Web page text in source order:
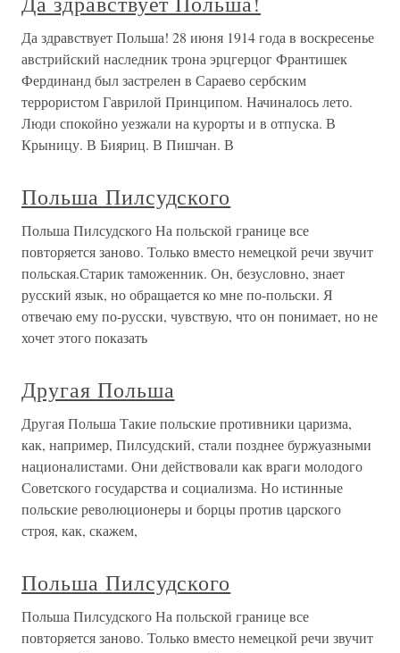
Да здравствует Польша! 28 июня 1914 года в воскресенье
австрийский наследник трона эрцгерцог Франтишек
Фердинанд был застрелен в Сараево сербским
террористом Гаврилой Принципом. Начиналось лето.
Люди спокойно уезжали на курорты и в отпуска. В
Крыницу. В Бияриц. В Пишчан. В
Польша Пилсудского
Польша Пилсудского На польской границе все
повторяется заново. Только вместо немецкой речи звучит
польская.Старик таможенник. Он, безусловно, знает
русский язык, но обращается ко мне по-польски. Я
отвечаю ему по-русски, чувствую, что он понимает, но не
хочет этого показать
Другая Польша
Другая Польша Такие польские противники царизма,
как, например, Пилсудский, стали позднее буржуазными
националистами. Они действовали как враги молодого
Советского государства и социализма. Но истинные
польские революционеры и борцы против царского
строя, как, скажем,
Польша Пилсудского
Польша Пилсудского На польской границе все
повторяется заново. Только вместо немецкой речи звучит